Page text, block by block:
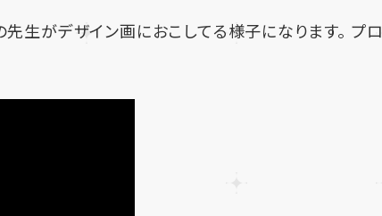
生がデザイン画におこしてる様子になります。 プロ